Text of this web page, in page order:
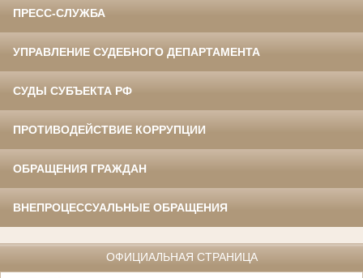
ПРЕСС-СЛУЖБА
УПРАВЛЕНИЕ СУДЕБНОГО ДЕПАРТАМЕНТА
СУДЫ СУБЪЕКТА РФ
ПРОТИВОДЕЙСТВИЕ КОРРУПЦИИ
ОБРАЩЕНИЯ ГРАЖДАН
ВНЕПРОЦЕССУАЛЬНЫЕ ОБРАЩЕНИЯ
ОФИЦИАЛЬНАЯ СТРАНИЦА